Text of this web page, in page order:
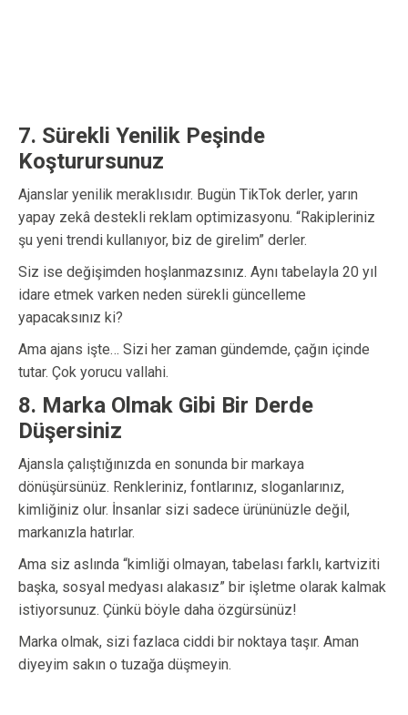
7. Sürekli Yenilik Peşinde
Koşturursunuz
Ajanslar yenilik meraklısıdır. Bugün TikTok derler, yarın
yapay zekâ destekli reklam optimizasyonu. “Rakipleriniz
şu yeni trendi kullanıyor, biz de girelim” derler.
Siz ise değişimden hoşlanmazsınız. Aynı tabelayla 20 yıl
idare etmek varken neden sürekli güncelleme
yapacaksınız ki?
Ama ajans işte… Sizi her zaman gündemde, çağın içinde
tutar. Çok yorucu vallahi.
8. Marka Olmak Gibi Bir Derde
Düşersiniz
Ajansla çalıştığınızda en sonunda bir markaya
dönüşürsünüz. Renkleriniz, fontlarınız, sloganlarınız,
kimliğiniz olur. İnsanlar sizi sadece ürününüzle değil,
markanızla hatırlar.
Ama siz aslında “kimliği olmayan, tabelası farklı, kartviziti
başka, sosyal medyası alakasız” bir işletme olarak kalmak
istiyorsunuz. Çünkü böyle daha özgürsünüz!
Marka olmak, sizi fazlaca ciddi bir noktaya taşır. Aman
diyeyim sakın o tuzağa düşmeyin.